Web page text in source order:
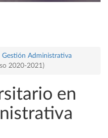
Gestión Administrativa
2020-2021)
en